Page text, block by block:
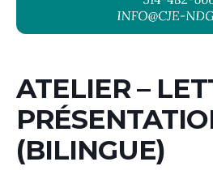
ATELIER –
(BILINGUE)